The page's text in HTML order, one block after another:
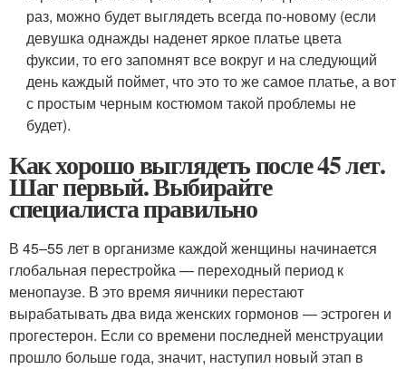
раз, можно будет выглядеть всегда по-новому (если
девушка однажды наденет яркое платье цвета
фуксии, то его запомнят все вокруг и на следующий
день каждый поймет, что это то же самое платье, а вот
с простым черным костюмом такой проблемы не
будет).
Как хорошо выглядеть после 45 лет.
Шаг первый. Выбирайте
специалиста правильно
В 45–55 лет в организме каждой женщины начинается
глобальная перестройка — переходный период к
менопаузе. В это время яичники перестают
вырабатывать два вида женских гормонов — эстроген и
прогестерон. Если со времени последней менструации
прошло больше года, значит, наступил новый этап в